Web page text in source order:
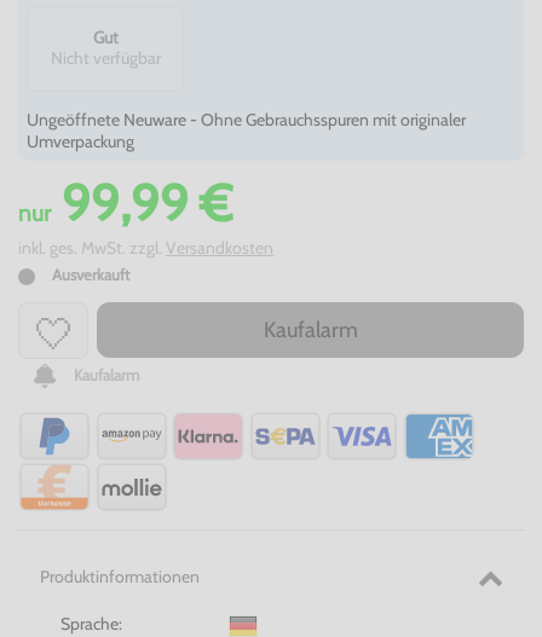
Gut
Nicht verfügbar
Ungeöffnete Neuware - Ohne Gebrauchsspuren mit originaler
Umverpackung
nur99,99 €
inkl. ges. MwSt. zzgl. Versandkosten
Ausverkauft
Kaufalarm
Kaufalarm
Produktinformationen
Sprache: